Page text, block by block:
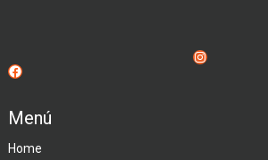
Instagram
Facebook
Menú
Home